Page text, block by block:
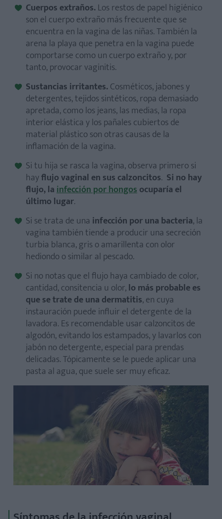
Cuerpos extraños.Los restos de papel higiénico
son el cuerpo extraño más frecuente que se
encuentra en la vagina de las niñas. También la
arena la playa que penetra en la vagina puede
comportarse como un cuerpo extraño y, por
tanto, provocar vaginitis.
Sustancias irritantes.Cosméticos, jabones y
detergentes, tejidos sintéticos, ropa demasiado
apretada, como los jeans, las medias, la ropa
interior elástica y los pañales cubiertos de
material plástico son otras causas de la
inflamación de la vagina.
Si tu hija se rasca la vagina, observa primero si
hayflujo vaginal en sus calzoncitos. Si no hay
flujo, lainfección por hongosocuparía el
último lugar.
Si se trata de una infección por una bacteria, la
vagina también tiende a producir una secreción
turbia blanca, gris o amarillenta con olor
hediondo o similar al pescado.
Si no notas que el flujo haya cambiado de color,
cantidad, consitencia u olor,lo más probable es
que se trate de una dermatitis, en cuya
instauración puede influir el detergente de la
lavadora. Es recomendable usar calzoncitos de
algodón, evitando los estampados, y lavarlos con
jabón no detergente, especial para prendas
delicadas. Tópicamente se le puede aplicar una
pasta al agua, que suele ser muy eficaz. ​